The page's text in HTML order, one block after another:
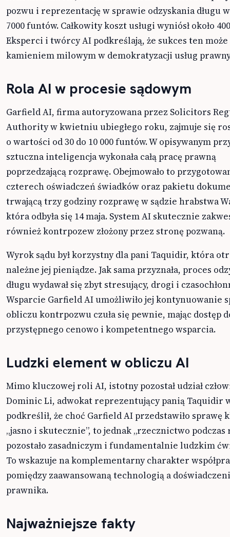
pozwu i reprezentację w sprawie odzyskania długu
7000 funtów. Całkowity koszt usługi wyniósł około
Eksperci i twórcy AI podkreślają, że sukces ten może
kamieniem milowym w demokratyzacji usług
Rola AI w procesie sądowym
Garfield AI, firma autoryzowana przez Solicitors
Authority w kwietniu ubiegłego roku, zajmuje się
o wartości od 30 do 10 000 funtów. W opisywanym
sztuczna inteligencja wykonała całą pracę prawną
poprzedzającą rozprawę. Obejmowało to
czterech oświadczeń świadków oraz pakietu
trwającą trzy godziny rozprawę w sądzie hrabstwa
która odbyła się 14 maja. System AI skutecznie
również kontrpozew złożony przez stronę pozwaną.
Wyrok sądu był korzystny dla pani Taquidir, która
należne jej pieniądze. Jak sama przyznała, proces
długu wydawał się zbyt stresujący, drogi i
Wsparcie Garfield AI umożliwiło jej kontynuowanie
obliczu kontrpozwu czuła się pewnie, mając dostęp
przystępnego cenowo i kompetentnego wsparcia.
Ludzki element w obliczu AI
Mimo kluczowej roli AI, istotny pozostał udział
Dominic Li, adwokat reprezentujący panią Taquidir
podkreślił, że choć Garfield AI przedstawiło sprawę
„jasno i skutecznie”, to jednak „rzecznictwo
pozostało zasadniczym i fundamentalnie ludzkim
To wskazuje na komplementarny charakter
pomiędzy zaawansowaną technologią a
prawnika.
Najważniejsze fakty